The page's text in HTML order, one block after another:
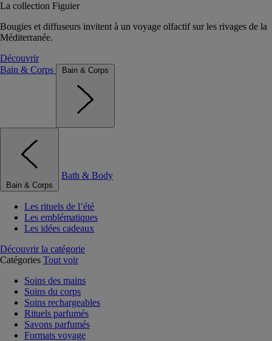
La collection Figuier
Bougies et diffuseurs invitent à un voyage olfactif sur les rivages de la
Méditerranée.
Découvrir
Bain & Corps
Bain & Corps
Bain & Corps
Bath & Body
Les rituels de l’été
Les emblématiques
Les idées cadeaux
Découvrir la catégorie
Catégories Tout voir
Soins des mains
Soins du corps
Soins rechargeables
Rituels parfumés
Savons parfumés
Formats voyage